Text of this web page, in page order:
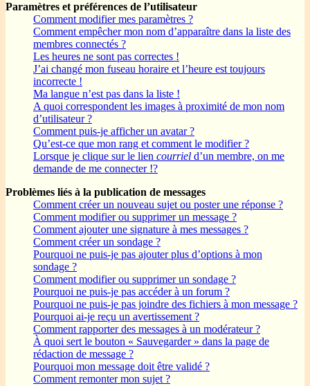
Paramètres et préférences de l’utilisateur
Comment modifier mes paramètres ?
Comment empêcher mon nom d’apparaître dans la liste des
membres connectés ?
Les heures ne sont pas correctes !
J’ai changé mon fuseau horaire et l’heure est toujours
incorrecte !
Ma langue n’est pas dans la liste !
A quoi correspondent les images à proximité de mon nom
d’utilisateur ?
Comment puis-je afficher un avatar ?
Qu’est-ce que mon rang et comment le modifier ?
Lorsque je clique sur le lien courriel d’un membre, on me
demande de me connecter !?
Problèmes liés à la publication de messages
Comment créer un nouveau sujet ou poster une réponse ?
Comment modifier ou supprimer un message ?
Comment ajouter une signature à mes messages ?
Comment créer un sondage ?
Pourquoi ne puis-je pas ajouter plus d’options à mon
sondage ?
Comment modifier ou supprimer un sondage ?
Pourquoi ne puis-je pas accéder à un forum ?
Pourquoi ne puis-je pas joindre des fichiers à mon message ?
Pourquoi ai-je reçu un avertissement ?
Comment rapporter des messages à un modérateur ?
À quoi sert le bouton « Sauvegarder » dans la page de
rédaction de message ?
Pourquoi mon message doit être validé ?
Comment remonter mon sujet ?